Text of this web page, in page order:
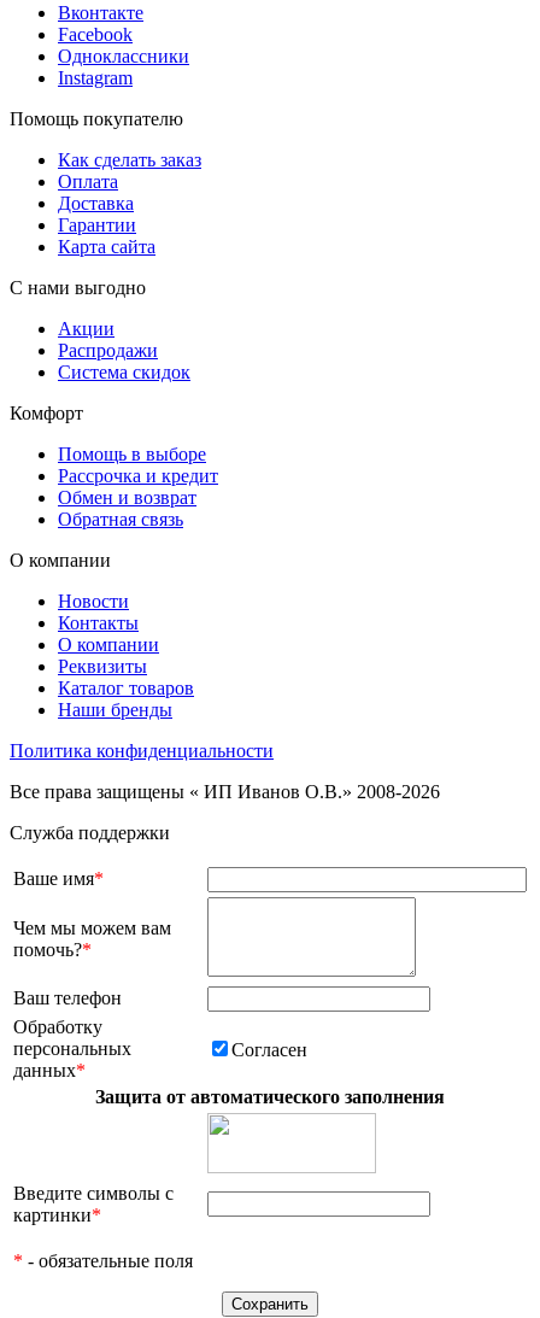
Вконтакте
Facebook
Одноклассники
Instagram
Помощь покупателю
Как сделать заказ
Оплата
Доставка
Гарантии
Карта сайта
С нами выгодно
Акции
Распродажи
Система скидок
Комфорт
Помощь в выборе
Рассрочка и кредит
Обмен и возврат
Обратная связь
О компании
Новости
Контакты
О компании
Реквизиты
Каталог товаров
Наши бренды
Политика конфиденциальности
Все права защищены « ИП Иванов О.В.» 2008-2026
Служба поддержки
Ваше имя*
Чем мы можем вам
помочь?*
Ваш телефон
Обработку
персональных
данных*
Согласен
Защита от автоматического заполнения
Введите символы с
картинки*
* - обязательные поля